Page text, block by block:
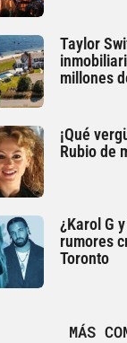
Taylor
millones
¡Qué
Rubio de
¿Karol G
rumores
Toronto
MÁS